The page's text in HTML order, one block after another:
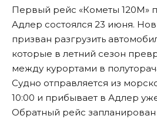
Первый рейс «Кометы 120М»
Адлер состоялся 23 июня.
призван разгрузить
которые в летний сезон
между курортами в
Судно отправляется из
10:00 и прибывает в Адлер
Обратный рейс запланирован